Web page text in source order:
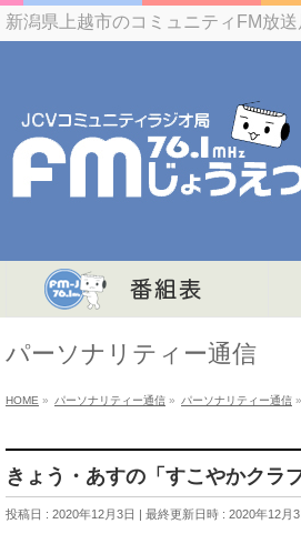
新潟県上越市のコミュニティFM放送
パーソナリティー通信
HOME » パーソナリティー通信 » パーソナリティー通信 »
きょう・あすの「すこやかクラ
投稿日 : 2020年12月3日 最終更新日時 : 2020年12月3